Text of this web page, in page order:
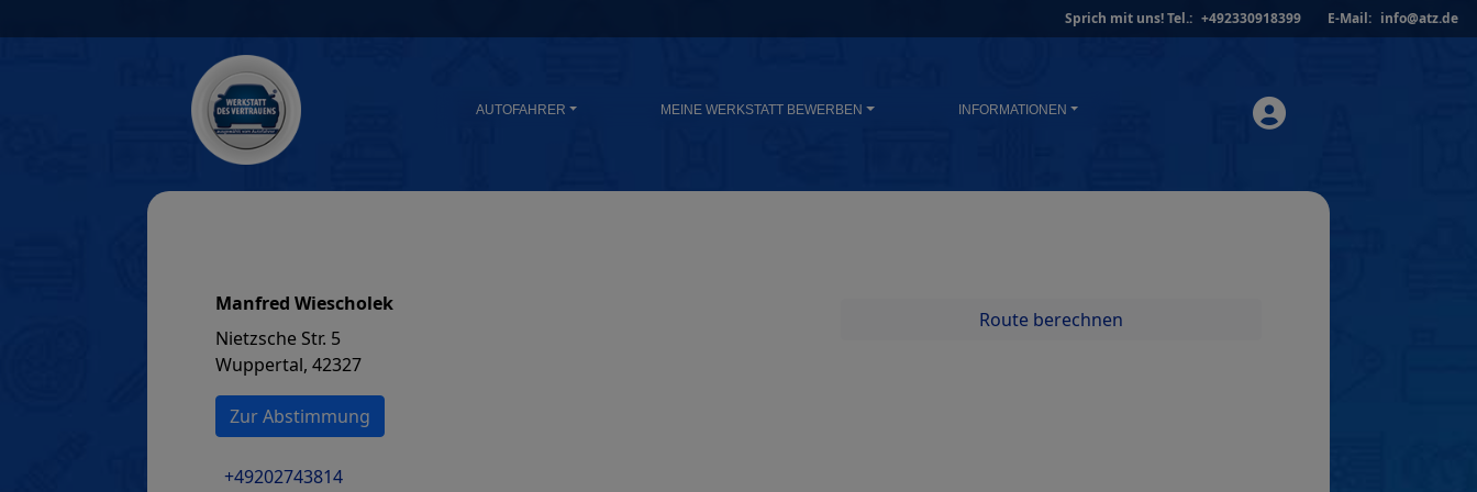
to
Sprich mit uns!Tel.: +492330918399 E-Mail: info@atz.de
AUTOFAHRER MEINE WERKSTATT BEWERBEN INFORMATIONEN
Manfred Wiescholek
Nietzsche Str. 5
Wuppertal, 42327
Zur Abstimmung
+49202743814
Route berechnen